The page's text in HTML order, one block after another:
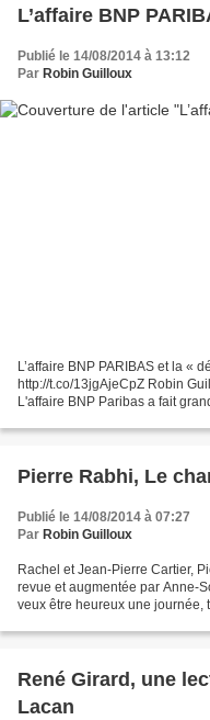
L’affaire BNP
Publié le 14/08/2014 à 13:12
Par Robin Guilloux
L’affaire BNP PARIBAS et la «
http://t.co/13jgAjeCpZ Robin
L'affaire BNP Paribas a fait
Pierre Rabhi, Le
Publié le 14/08/2014 à 07:27
Par Robin Guilloux
Rachel et Jean-Pierre Cartier,
revue et augmentée par Anne-
veux être heureux une journée,
René Girard, une
Lacan